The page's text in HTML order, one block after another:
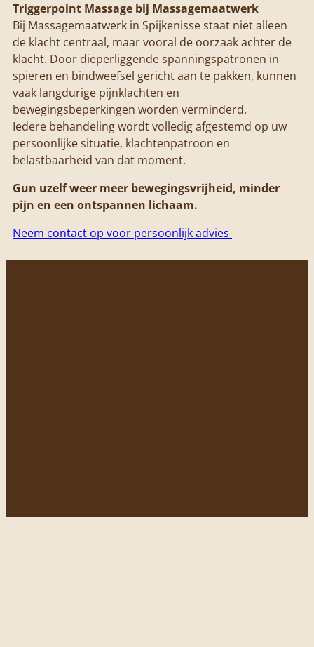
Triggerpoint Massage bij Massagemaatwerk
Bij Massagemaatwerk in Spijkenisse staat niet alleen
de klacht centraal, maar vooral de oorzaak achter de
klacht. Door dieperliggende spanningspatronen in
spieren en bindweefsel gericht aan te pakken, kunnen
vaak langdurige pijnklachten en
bewegingsbeperkingen worden verminderd.
Iedere behandeling wordt volledig afgestemd op uw
persoonlijke situatie, klachtenpatroon en
belastbaarheid van dat moment.
Gun uzelf weer meer bewegingsvrijheid, minder
pijn en een ontspannen lichaam.
Neem contact op voor persoonlijk advies